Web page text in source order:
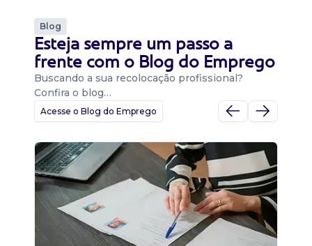
Blog
Esteja sempre um passo a
frente com o Blog do Emprego
Buscando a sua recolocação profissional?
Confira o blog…
Acesse o Blog do Emprego